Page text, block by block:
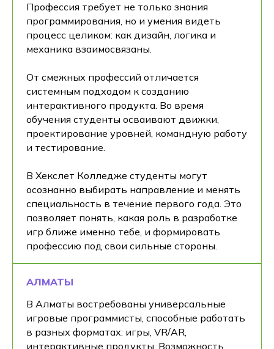
Профессия требует не только знания
программирования, но и умения видеть
процесс целиком: как дизайн, логика и
механика взаимосвязаны.
От смежных профессий отличается
системным подходом к созданию
интерактивного продукта. Во время
обучения студенты осваивают движки,
проектирование уровней, командную работу
и тестирование.
В Хекслет Колледже студенты могут
осознанно выбирать направление и менять
специальность в течение первого года. Это
позволяет понять, какая роль в разработке
игр ближе именно тебе, и формировать
профессию под свои сильные стороны.
АЛМАТЫ
В Алматы востребованы универсальные
игровые программисты, способные работать
в разных форматах: игры, VR/AR,
интерактивные продукты. Возможность